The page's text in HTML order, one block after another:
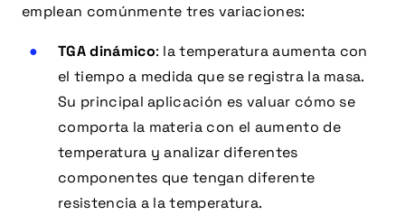
emplean comúnmente tres variaciones:
TGA dinámico: la temperatura aumenta con
el tiempo a medida que se registra la masa.
Su principal aplicación es valuar cómo se
comporta la materia con el aumento de
temperatura y analizar diferentes
componentes que tengan diferente
resistencia a la temperatura.